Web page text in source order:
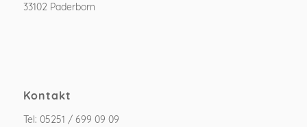
33102 Paderborn
Kontakt
Tel: 05251 / 699 09 09